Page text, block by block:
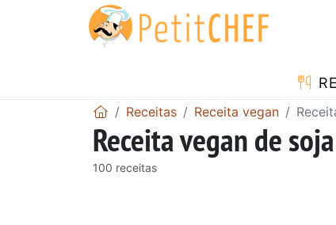
Receitas Receita vegan
Receita vegan de soja
100 receitas